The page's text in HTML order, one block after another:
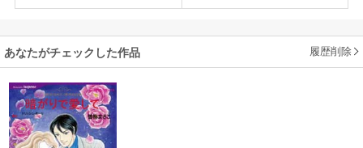
あなたがチェックした作品 履歴削除